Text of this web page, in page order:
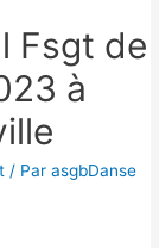
Fsgt de
à
/ ParasgbDanse